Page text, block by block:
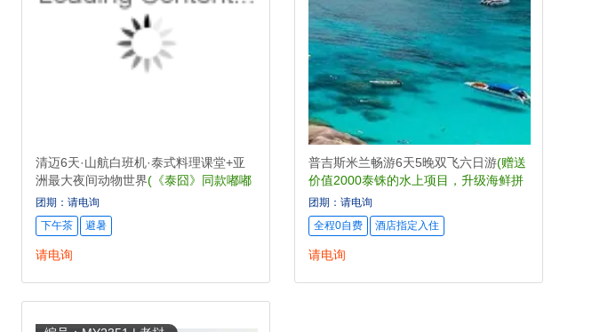
清迈6天·山航白班机·泰式料理课堂+亚
洲最大夜间动物世界(《泰囧》同款嘟嘟
车游古城)
团期：请电询
下午茶
避暑
请电询
普吉斯米兰畅游6天5晚双飞六日游(赠送
价值2000泰铢的水上项目，升级海鲜拼
盘+龙虾将军面)
团期：请电询
全程0自费
酒店指定入住
请电询